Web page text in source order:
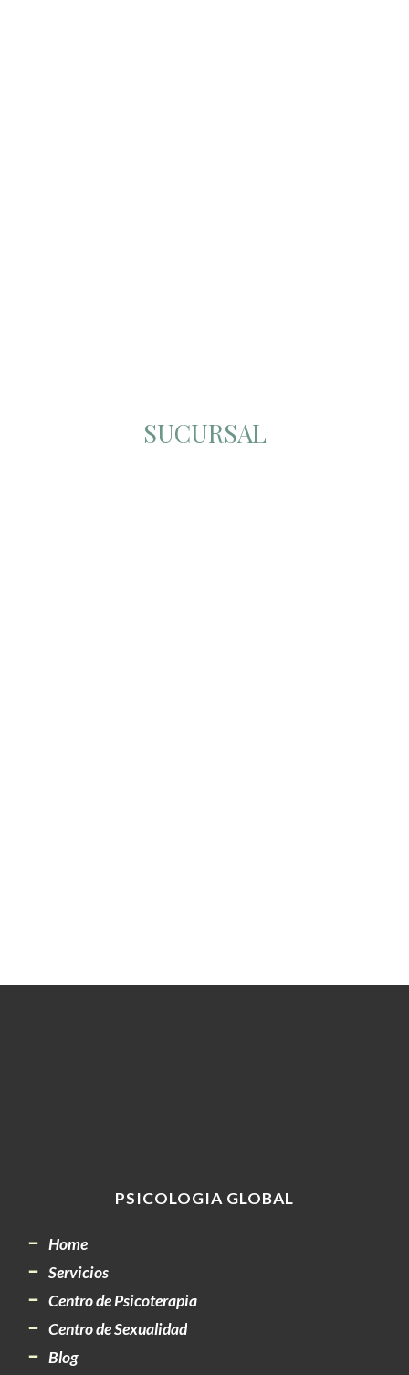
SUCURSAL
PSICOLOGIA GLOBAL
Home
Servicios
Centro de Psicoterapia
Centro de Sexualidad
Blog